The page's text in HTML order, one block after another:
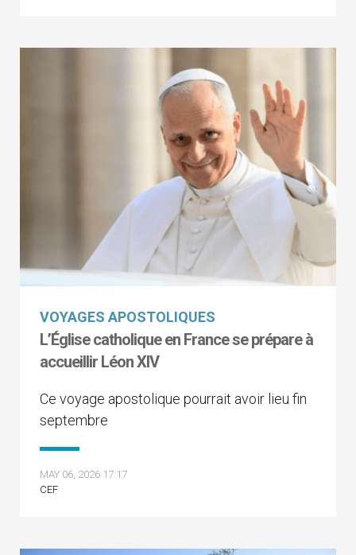
VOYAGES APOSTOLIQUES
L’Église catholique en France se prépare à
accueillir Léon XIV
Ce voyage apostolique pourrait avoir lieu fin
septembre
MAY 06, 2026 17:17
CEF